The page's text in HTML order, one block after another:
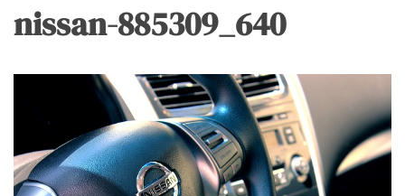
nissan-885309_640